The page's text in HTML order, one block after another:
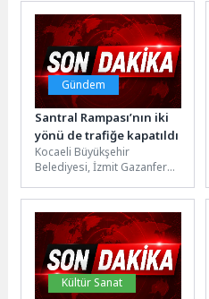
aralıksız sürdürüyor. Yeni
yerleşim alanlarında...
Gündem
Santral Rampası’nın iki
yönü de trafiğe kapatıldı
Kocaeli Büyükşehir
Belediyesi, İzmit Gazanfer
Rampası) üzerinde yapılacak
üstyapı imalat çalışması
kapsamında...
Kültür Sanat